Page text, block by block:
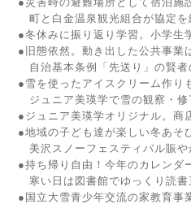
町と白金温泉観光組合が協定を
●冬休みに振り返り学習。小学生
●旧態依然。動き出した公共事業
自治基本条例「先送り」の賢者
●雪を使ったアイスクリーム作り
ジュニア美瑛学で雪の観察・修
●ジュニア美瑛学オリジナル。商
●地域の子ども達が楽しい冬あそ
美沢スノーフェスティバル賑や
●持ち帰り自由！今年のカレンダ
寒い日は図書館でゆっくり読書
●国立大雪青少年交流の家教育事